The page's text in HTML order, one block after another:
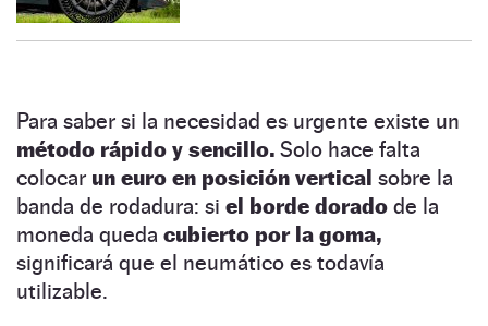
Para saber si la necesidad es urgente existe un
método rápido y sencillo. Solo hace falta
colocar un euro en posición vertical sobre la
banda de rodadura: si el borde dorado de la
moneda queda cubierto por la goma,
significará que el neumático es todavía
utilizable.